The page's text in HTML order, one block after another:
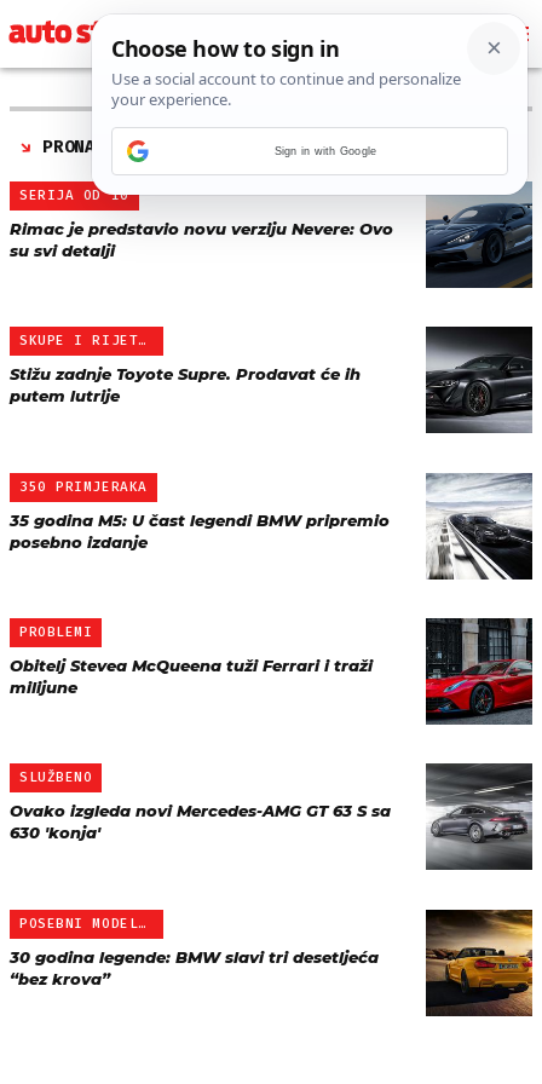
PRONAĐENO 6 REZULTATA ZA TAG “POSEBNO IZDANJE
SERIJA OD 10
Rimac je predstavio novu verziju Nevere: Ovo
su svi detalji
SKUPE I RIJETKE
Stižu zadnje Toyote Supre. Prodavat će ih
putem lutrije
350 PRIMJERAKA
35 godina M5: U čast legendi BMW pripremio
posebno izdanje
PROBLEMI
Obitelj Stevea McQueena tuži Ferrari i traži
milijune
SLUŽBENO
Ovako izgleda novi Mercedes-AMG GT 63 S sa
630 'konja'
POSEBNI MODEL M4
30 godina legende: BMW slavi tri desetljeća
“bez krova”
Sign in with Google